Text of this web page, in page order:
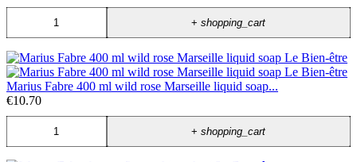
+shopping_cart
Marius Fabre 400 ml wild rose Marseille liquid soap...
€10.70
+shopping_cart